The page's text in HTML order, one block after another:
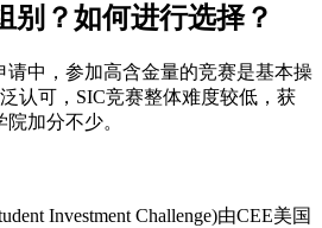
别？如何进行选择？
请中，参加高含金量的竞赛是基本操
认可，SIC竞赛整体难度较低，获
加分不少。
Investment Challenge)由CEE美国